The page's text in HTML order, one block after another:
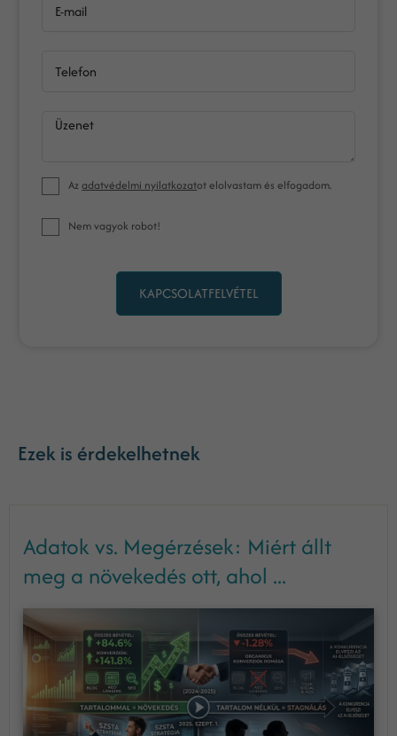
E-mail
Telefon
Üzenet
Azadatvédelmi nyilatkozatot elolvastam és elfogadom.
Nem vagyok robot!
KAPCSOLATFELVÉTEL
Ezek is érdekelhetnek
Adatok vs. Megérzések: Miért állt
meg a növekedés ott, ahol ...